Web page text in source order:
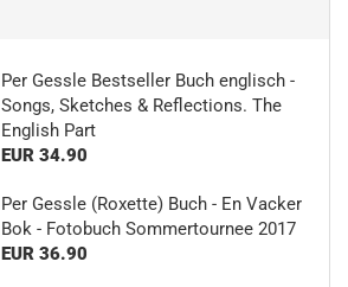
Per Gessle Bestseller Buch englisch -
Songs, Sketches & Reflections. The
English Part
EUR 34.90
Per Gessle (Roxette) Buch - En Vacker
Bok - Fotobuch Sommertournee 2017
EUR 36.90